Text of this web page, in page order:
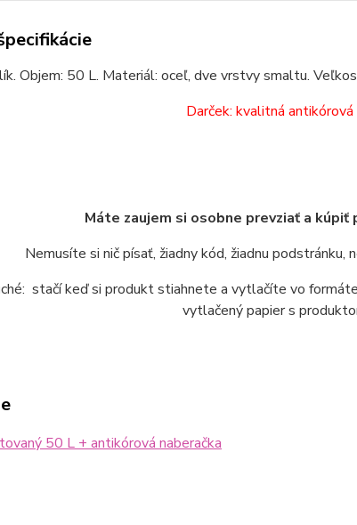
Objem: 50 L. Materiál: oceľ, dve vrstvy smaltu.
Darček: kvalitná antikórová
Máte zaujem si osobne prevziať a kúpiť
Nemusíte si nič písať, žiadny kód, žiadnu
stačí keď si produkt stiahnete a vytlačíte vo
vytlačený papier s
50 L + antikórová naberačka